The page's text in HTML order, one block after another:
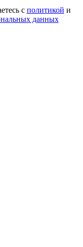
с политикой и
данных